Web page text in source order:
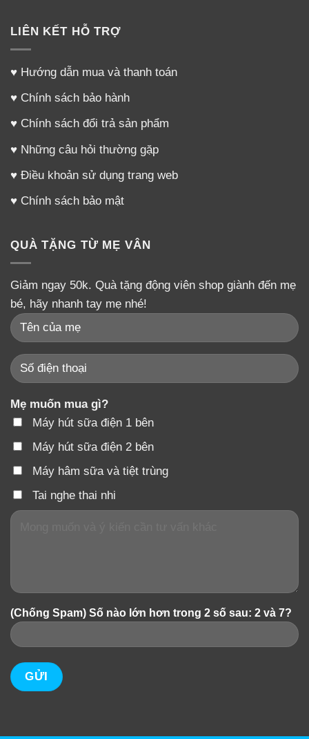
Lời nhắn
LIÊN KẾT HỖ TRỢ
♥ Hướng dẫn mua và thanh toán
♥ Chính sách bảo hành
♥ Chính sách đổi trả sản phẩm
♥ Những câu hỏi thường gặp
♥ Điều khoản sử dụng trang web
♥ Chính sách bảo mật
QUÀ TẶNG TỪ MẸ VÂN
Giảm ngay 50k. Quà tặng động viên shop giành đến mẹ
bé, hãy nhanh tay mẹ nhé!
Mẹ muốn mua gì?
Máy hút sữa điện 1 bên
Máy hút sữa điện 2 bên
Máy hâm sữa và tiệt trùng
Tai nghe thai nhi
(Chống Spam) Số nào lớn hơn trong 2 số sau: 2 và 7?